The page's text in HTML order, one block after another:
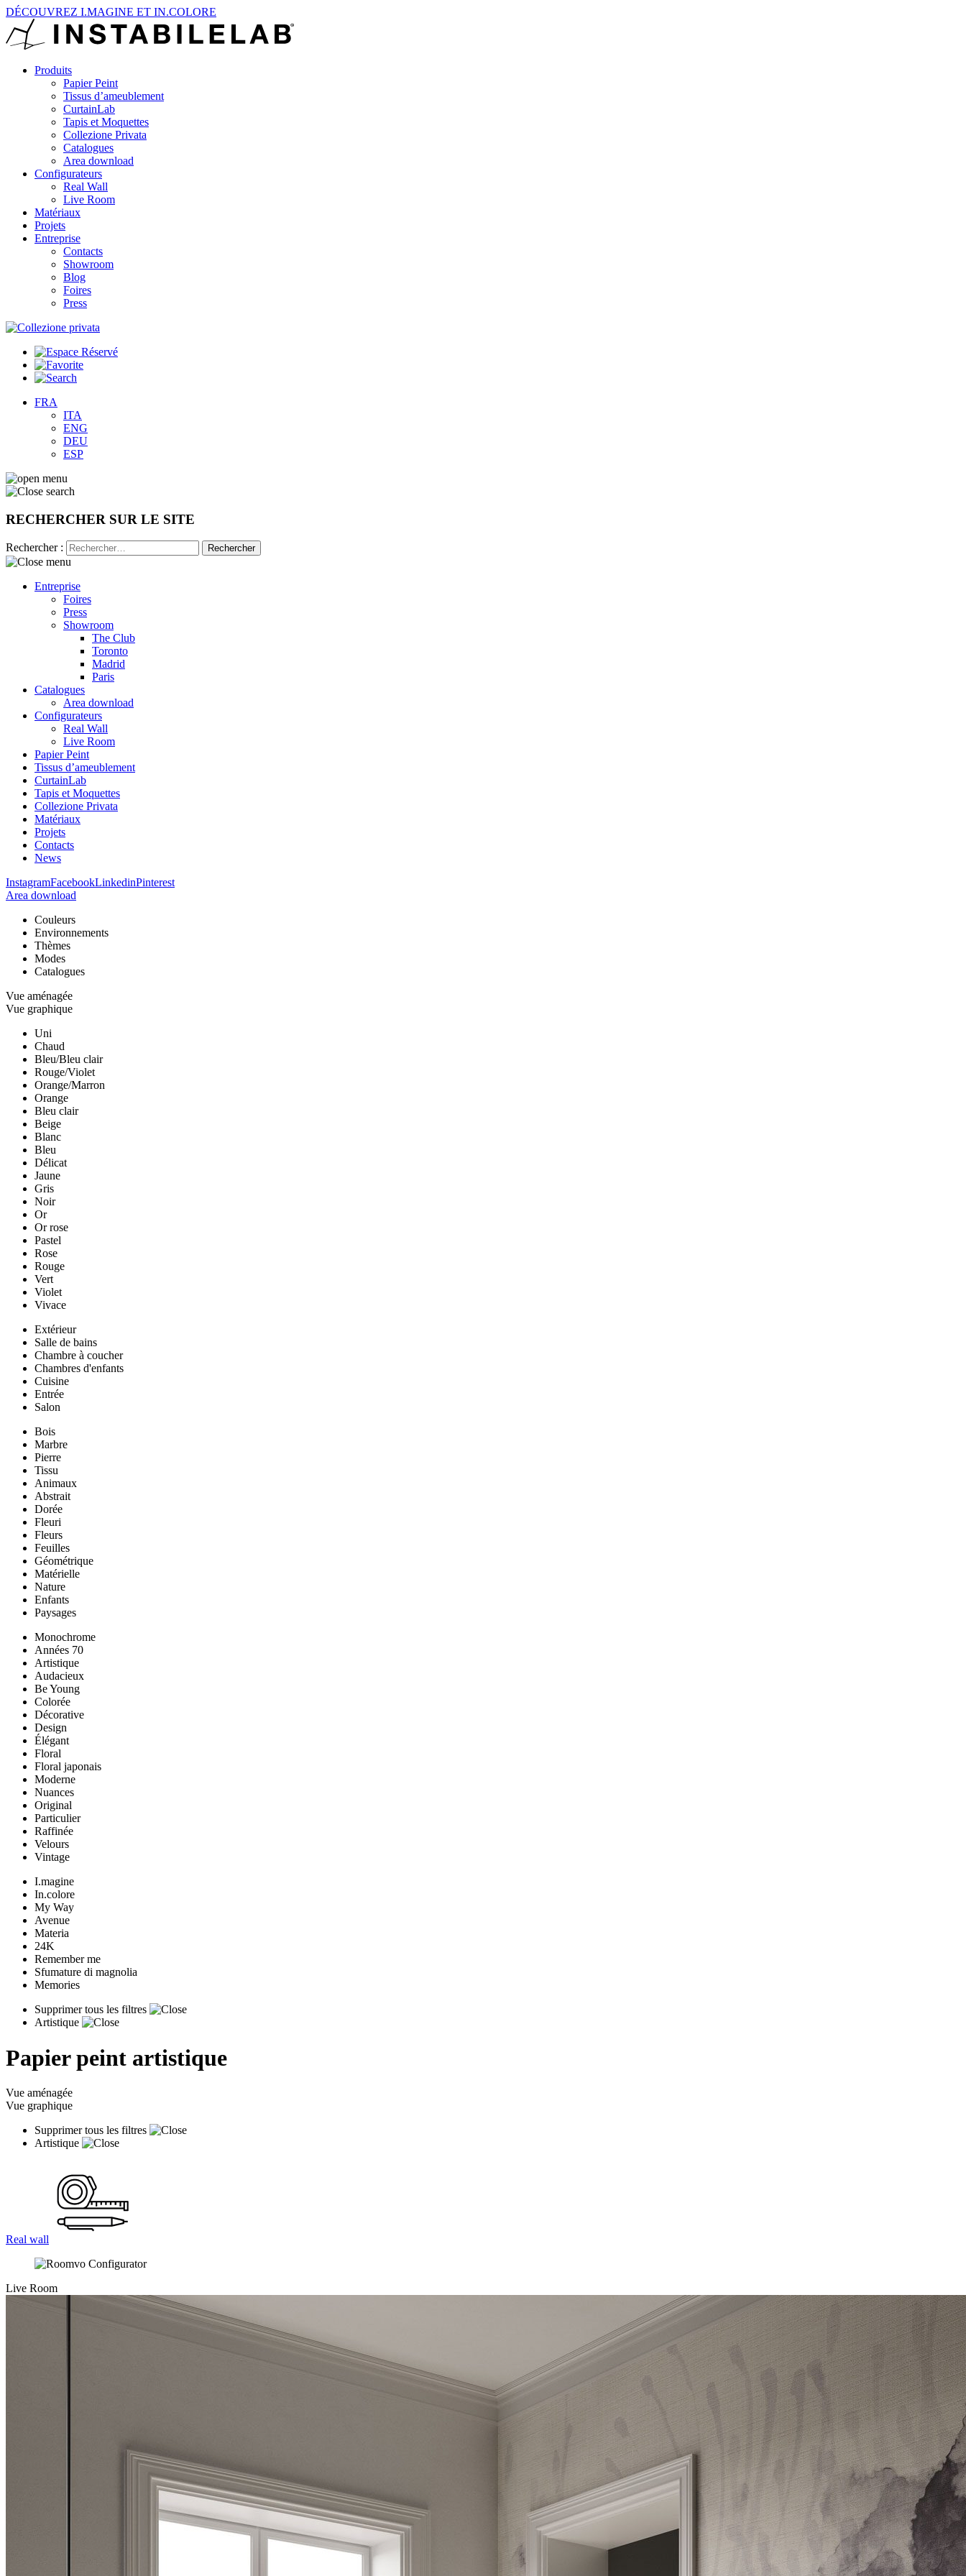
DÉCOUVREZ I.MAGINE ET IN.COLORE
Produits
Papier Peint
Tissus d’ameublement
CurtainLab
Tapis et Moquettes
Collezione Privata
Catalogues
Area download
Configurateurs
Real Wall
Live Room
Matériaux
Projets
Entreprise
Contacts
Showroom
Blog
Foires
Press
FRA
ITA
ENG
DEU
ESP
RECHERCHER SUR LE SITE
Rechercher :
Entreprise
Foires
Press
Showroom
The Club
Toronto
Madrid
Paris
Catalogues
Area download
Configurateurs
Real Wall
Live Room
Papier Peint
Tissus d’ameublement
CurtainLab
Tapis et Moquettes
Collezione Privata
Matériaux
Projets
Contacts
News
InstagramFacebookLinkedinPinterest
Area download
Couleurs
Environnements
Thèmes
Modes
Catalogues
Vue aménagée
Vue graphique
Uni
Chaud
Bleu/Bleu clair
Rouge/Violet
Orange/Marron
Orange
Bleu clair
Beige
Blanc
Bleu
Délicat
Jaune
Gris
Noir
Or
Or rose
Pastel
Rose
Rouge
Vert
Violet
Vivace
Extérieur
Salle de bains
Chambre à coucher
Chambres d'enfants
Cuisine
Entrée
Salon
Bois
Marbre
Pierre
Tissu
Animaux
Abstrait
Dorée
Fleuri
Fleurs
Feuilles
Géométrique
Matérielle
Nature
Enfants
Paysages
Monochrome
Années 70
Artistique
Audacieux
Be Young
Colorée
Décorative
Design
Élégant
Floral
Floral japonais
Moderne
Nuances
Original
Particulier
Raffinée
Velours
Vintage
I.magine
In.colore
My Way
Avenue
Materia
24K
Remember me
Sfumature di magnolia
Memories
Supprimer tous les filtres
Artistique
Papier peint artistique
Vue aménagée
Vue graphique
Supprimer tous les filtres
Artistique
Real wall
Live Room